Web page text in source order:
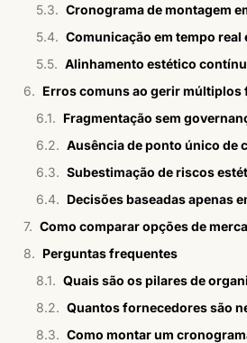
Cronograma de montagem
Comunicação em tempo real
Alinhamento estético
Erros comuns ao gerir múltiplos
Fragmentação sem
Ausência de ponto único de
Subestimação de riscos
Decisões baseadas apenas
Como comparar opções de
Perguntas frequentes